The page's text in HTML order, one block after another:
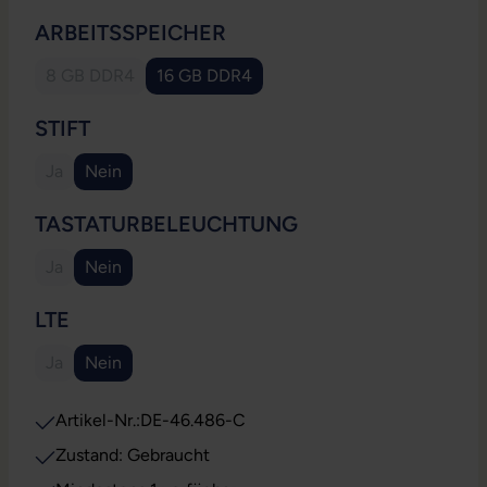
ARBEITSSPEICHER
(Diese Option ist zurzeit nicht verfügbar.)
16 GB DDR4
STIFTAUSWÄHLEN
(Diese Option ist zurzeit nicht verfügbar.)
Nein
TASTATURBELEUCHTUNG
(Diese Option ist zurzeit nicht verfügbar.)
Nein
LTE
(Diese Option ist zurzeit nicht verfügbar.)
Nein
Artikel-Nr.:DE-46.486-C
Zustand: Gebraucht